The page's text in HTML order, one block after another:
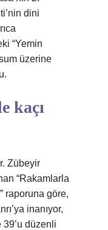
dini
“Yemin
üzerine
kaçı
Zübeyir
“Rakamlarla
raporuna göre,
inanıyor,
39’u düzenli